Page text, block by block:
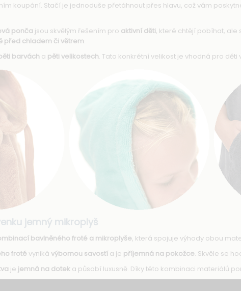
koupání. Stačí je jednoduše přetáhnout přes hlavu, což vám
ponča jsou skvělým řešením pro aktivní děti, které chtějí pobíhat, ale
před chladem či větrem.
barvách a pěti velikostech. Tato konkrétní velikost je vhodná pro děti
jemný mikroplyš
bavlněného froté a mikroplyše, která spojuje výhody obou
froté vyniká výbornou savostí a je příjemná na pokožce. Skvěle se
je jemná na dotek a působí luxusně. Díky této kombinaci materiálů